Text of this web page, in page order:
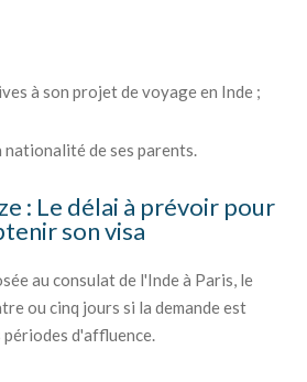
à son projet de voyage en Inde ;
nationalité de ses parents.
: Le délai à prévoir pour
son visa
au consulat de l'Inde à Paris, le
ou cinq jours si la demande est
périodes d'affluence.